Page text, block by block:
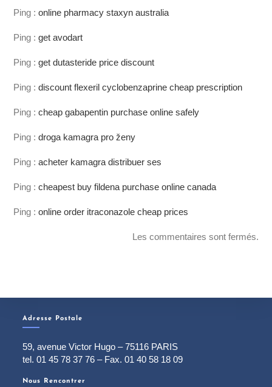
Ping :online pharmacy staxyn australia
Ping :get avodart
Ping :get dutasteride price discount
Ping :discount flexeril cyclobenzaprine cheap prescription
Ping :cheap gabapentin purchase online safely
Ping :droga kamagra pro ženy
Ping :acheter kamagra distribuer ses
Ping :cheapest buy fildena purchase online canada
Ping :online order itraconazole cheap prices
Les commentaires sont fermés.
Adresse Postale
59, avenue Victor Hugo – 75116 PARIS
tel. 01 45 78 37 76 – Fax. 01 40 58 18 09
Nous Rencontrer